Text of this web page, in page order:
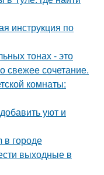
инструкция по
тонах - это
свежее сочетание.
комнаты:
уют и
в городе
выходные в